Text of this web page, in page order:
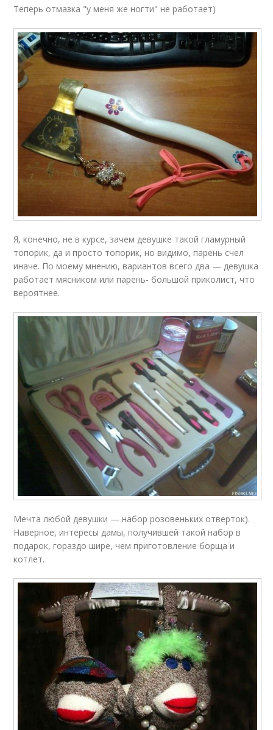
Теперь отмазка "у меня же ногти" не работает)
Я, конечно, не в курсе, зачем девушке такой гламурный
топорик, да и просто топорик, но видимо, парень счел
иначе. По моему мнению, вариантов всего два — девушка
работает мясником или парень- большой приколист, что
вероятнее.
Мечта любой девушки — набор розовеньких отверток).
Наверное, интересы дамы, получившей такой набор в
подарок, гораздо шире, чем приготовление борща и
котлет.